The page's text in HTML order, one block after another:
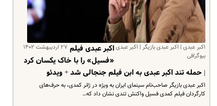
اکبر عبدی | اکبر عبدی بازیگر | اکبر عبدی
بیوگرافی
۲۷ اردیبهشت ۱۴۰۲ اکبر عبدی فیلم
«فسیل» را با خاک یکسان کرد
| حمله تند اکبر عبدی به ابن فیلم جنجالی شد + ویدئو
اکبر عبدی بازیگر صاحب‌نام سینمای ایران به ویژه در ژانر کمدی، به حرف‌های
کارگردان فیلم کمدی فسیل واکنش تندی نشان داد که…